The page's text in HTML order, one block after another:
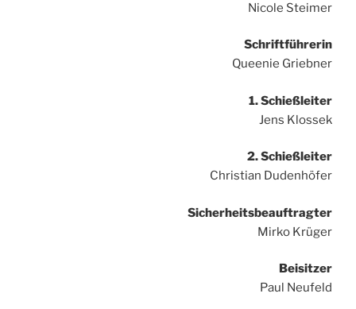
Nicole Steimer
Schriftführerin
Queenie Griebner
1.Schießleiter
Jens Klossek
2. Schießleiter
Christian Dudenhöfer
Sicherheitsbeauftragter
Mirko Krüger
Beisitzer
Paul Neufeld